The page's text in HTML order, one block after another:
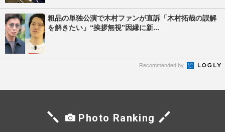
粗品の単独公演で木村ファンが直訴「木村拓哉の誤解
を解きたい」“挨拶無視”因縁に新...
Recommended by
Photo Ranking